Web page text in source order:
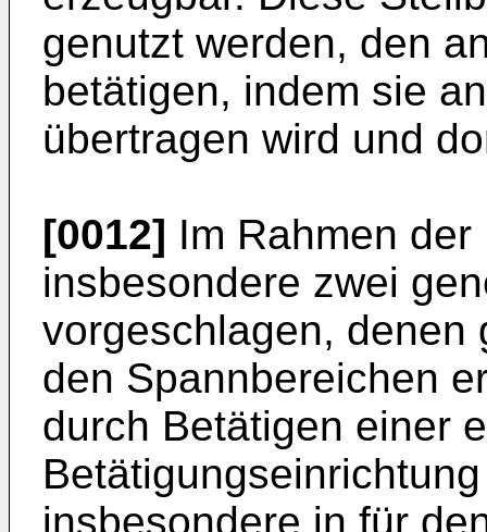
genutzt werden, den
betätigen, indem sie
übertragen wird und
[0012] Im Rahmen
insbesondere zwei
vorgeschlagen, denen
den Spannbereichen
durch Betätigen einer
insbesondere in für